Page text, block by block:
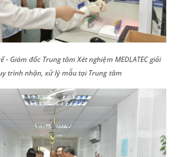
- Giám đốc Trung tâm Xét nghiệm MEDLATEC giải
trình nhận, xử lý mẫu tại Trung tâm